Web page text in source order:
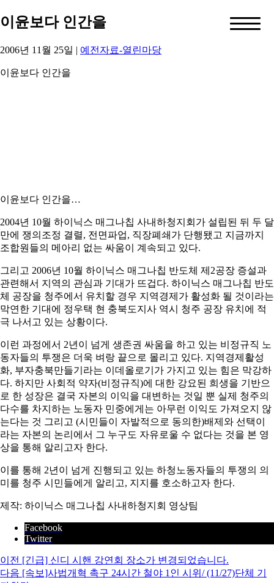
이윤보다 인간을
2006년 11월 25일 | 예전자료-열린마당
이윤보다 인간을
이윤보다 인간을…
2004년 10월 하이닉스 매그나칩 사내하청지회가 설립된 뒤 두 달
만에 쟁의조정 결렬, 전면파업, 직장폐쇄가 단행됐고 지금까지
조합원들의 메아리 없는 싸움이 계속되고 있다.
그리고 2006년 10월 하이닉스 매그나칩 반도체 제2공장 증설과
관련해서 지역의 관심과 기대가 뜨겁다. 하이닉스 매그나칩 반도
체 공장을 청주에서 유치할 경우 지역경제가 활성화 될 것이라는
막연한 기대에 정우택 현 충북도지사 역시 청주 공장 유치에 적
극 나서고 있는 상황이다.
이런 과정에서 2년이 넘게 생존권 싸움을 하고 있는 비정규직 노
동자들의 투쟁은 더욱 벼랑 끝으로 몰리고 있다. 지역경제활성
화, 부자충북만들기라는 이데올로기가 가지고 있는 힘은 막강하
다. 하지만 사회적 약자(비정규직)에 대한 강요된 희생을 기반으
로 한 성장은 결국 자본의 이익을 대변하는 것일 뿐 실제 청주의
다수를 차지하는 노동자 민중에게는 아무런 이익도 가져오지 않
는다는 것 그리고 (시민들이 자발적으로 동의한)배제와 선택이
라는 자본의 논리에서 그 누구도 자유로울 수 없다는 것을 본 영
상을 통해 알리고자 한다.
이를 통해 2년이 넘게 진행되고 있는 하청노동자들의 투쟁의 의
미를 청주 시민들에게 알리고, 지지를 호소하고자 한다.
제작: 하이닉스 매그나칩 사내하청지회 영상팀
Facebook
Twitter
이전 [긴급] 신디 시핸 강연회 장소가 변경되었습니다.
다음 [속보]사법개혁 촉구 24시간 철야 1인 시위/ (11/27)단체 기